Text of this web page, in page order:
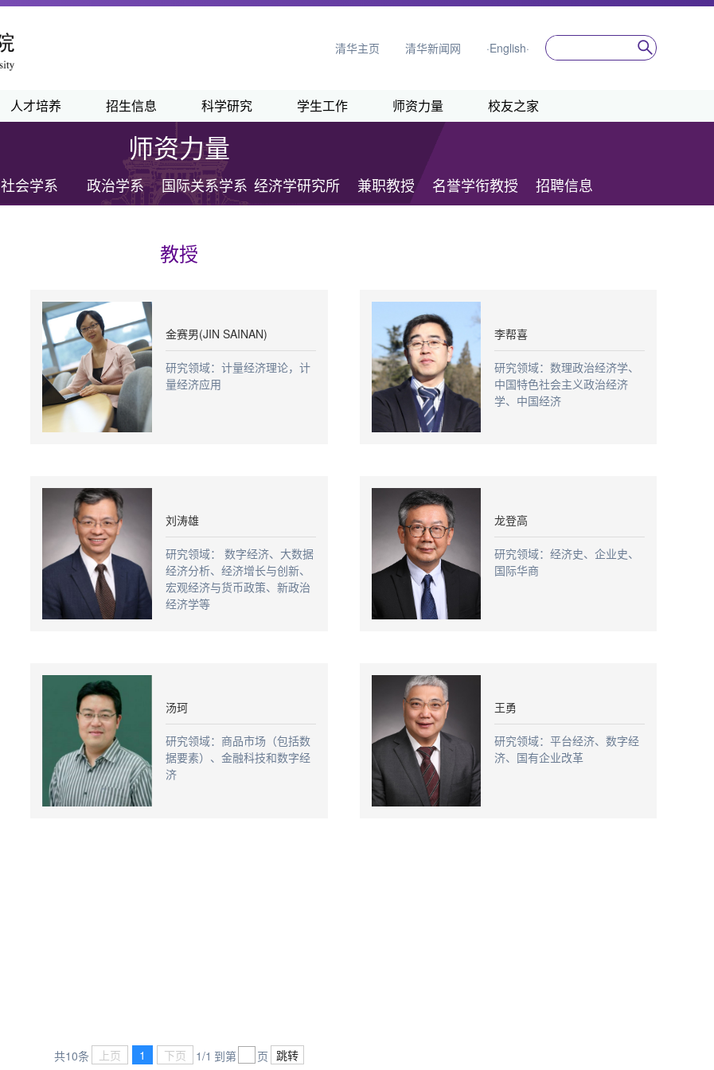
清华主页 清华新闻网 ·English·
人才培养 招生信息 科学研究 学生工作 师资力量 校友之家
师资力量
社会学系 政治学系 国际关系学系 经济学研究所 兼职教授 名誉学衔教授 招聘信息
教授
金赛男(JIN SAINAN)
研究领域：计量经济理论，计
量经济应用
李帮喜
研究领域：数理政治经济学、
中国特色社会主义政治经济
学、中国经济
刘涛雄
研究领域： 数字经济、大数据
经济分析、经济增长与创新、
宏观经济与货币政策、新政治
经济学等
龙登高
研究领域：经济史、企业史、
国际华商
汤珂
研究领域：商品市场（包括数
据要素）、金融科技和数字经
济
王勇
研究领域：平台经济、数字经
济、国有企业改革
共10条 上页 1 下页 1/1 到第 页 跳转